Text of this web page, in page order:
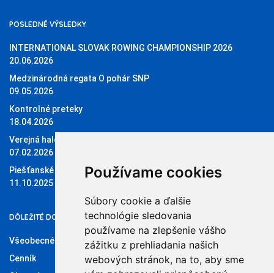
Používame cookies
Súbory cookie a ďalšie
technológie sledovania
používame na zlepšenie vášho
zážitku z prehliadania našich
webových stránok, na to, aby sme
POSLEDNÉ VÝSLEDKY
INTERNATIONAL SLOVAK ROWING CHAMPIONSHIP 2026
20.06.2026
Medzinárodná regata O pohár SNP
09.05.2026
Kontrolné preteky
18.04.2026
Verejná halová regata O pohár Sĺňavy
07.02.2026
Piešťanské štvorky 11.10.2025
11.10.2025
DÔLEŽITÉ DOKUMENTY
Všeobecné obchodné podmienky
Cenník